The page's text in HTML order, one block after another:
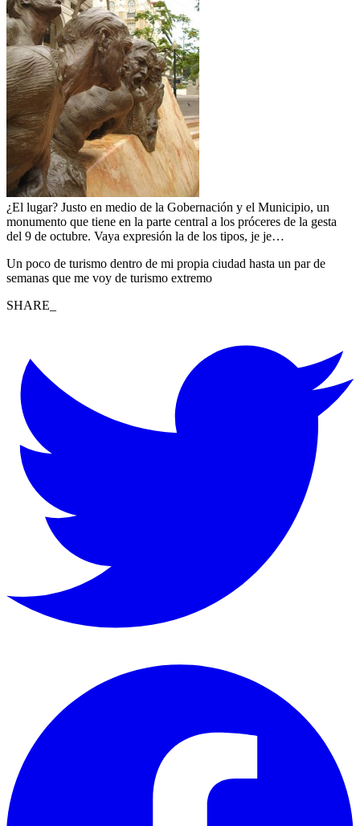
¿El lugar? Justo en medio de la Gobernación y el Municipio, un
monumento que tiene en la parte central a los próceres de la gesta
del 9 de octubre. Vaya expresión la de los tipos, je je…
Un poco de turismo dentro de mi propia ciudad hasta un par de
semanas que me voy de turismo extremo
SHARE_